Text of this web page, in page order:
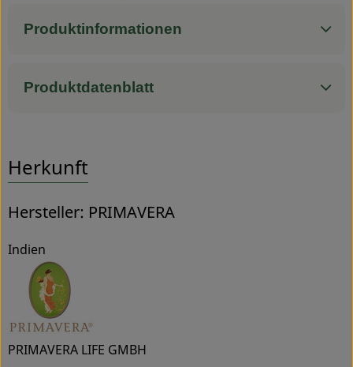
Produktinformationen
Produktdatenblatt
Herkunft
Hersteller: PRIMAVERA
Indien
PRIMAVERA LIFE GMBH